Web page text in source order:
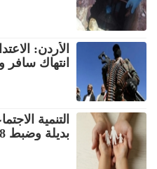
الأردن:
انتهاك سافر
بديلة وضبط 228 متسولا خلال تموز